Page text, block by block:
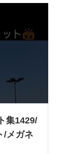
集1429/
/メガネ